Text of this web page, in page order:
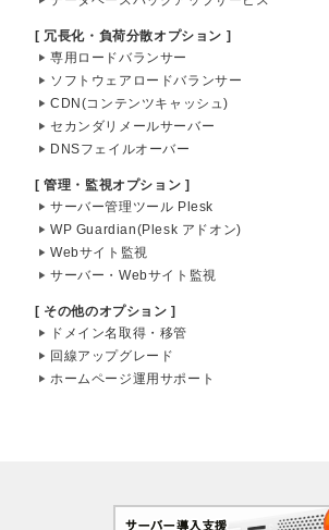
[ 冗長化・負荷分散オプション ]
専用ロードバランサー
ソフトウェアロードバランサー
CDN(コンテンツキャッシュ)
セカンダリメールサーバー
DNSフェイルオーバー
[ 管理・監視オプション ]
サーバー管理ツール Plesk
WP Guardian(Plesk アドオン)
Webサイト監視
サーバー・Webサイト監視
[ その他のオプション ]
ドメイン名取得・移管
回線アップグレード
ホームページ運用サポート